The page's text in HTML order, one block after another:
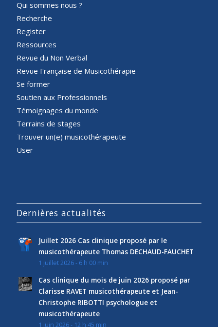
Qui sommes nous ?
Recherche
Register
Ressources
Revue du Non Verbal
Revue Française de Musicothérapie
Se former
Soutien aux Professionnels
Témoignages du monde
Terrains de stages
Trouver un(e) musicothérapeute
User
Dernières actualités
Juillet 2026 Cas clinique proposé par le
musicothérapeute Thomas DECHAUD-FAUCHET
1 juillet 2026 - 6 h 00 min
Cas clinique du mois de juin 2026 proposé par
Clarisse RAVET musicothérapeute et Jean-
Christophe RIBOTTI psychologue et
musicothérapeute
1 juin 2026 - 12 h 45 min